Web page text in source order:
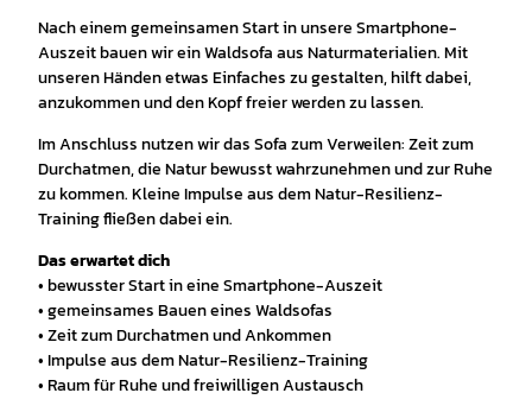
Nach einem gemeinsamen Start in unsere Smartphone-
Auszeit bauen wir ein Waldsofa aus Naturmaterialien. Mit
unseren Händen etwas Einfaches zu gestalten, hilft dabei,
anzukommen und den Kopf freier werden zu lassen.
Im Anschluss nutzen wir das Sofa zum Verweilen: Zeit zum
Durchatmen, die Natur bewusst wahrzunehmen und zur Ruhe
zu kommen. Kleine Impulse aus dem Natur-Resilienz-
Training fließen dabei ein.
Das erwartet dich
• bewusster Start in eine Smartphone-Auszeit
• gemeinsames Bauen eines Waldsofas
• Zeit zum Durchatmen und Ankommen
• Impulse aus dem Natur-Resilienz-Training
• Raum für Ruhe und freiwilligen Austausch